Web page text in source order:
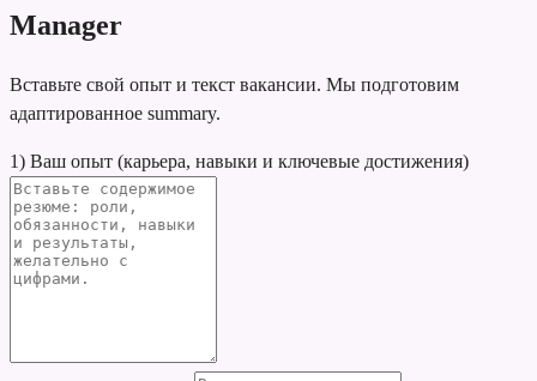
Manager
Вставьте свой опыт и текст вакансии. Мы подготовим
адаптированное summary.
1) Ваш опыт (карьера, навыки и ключевые достижения)